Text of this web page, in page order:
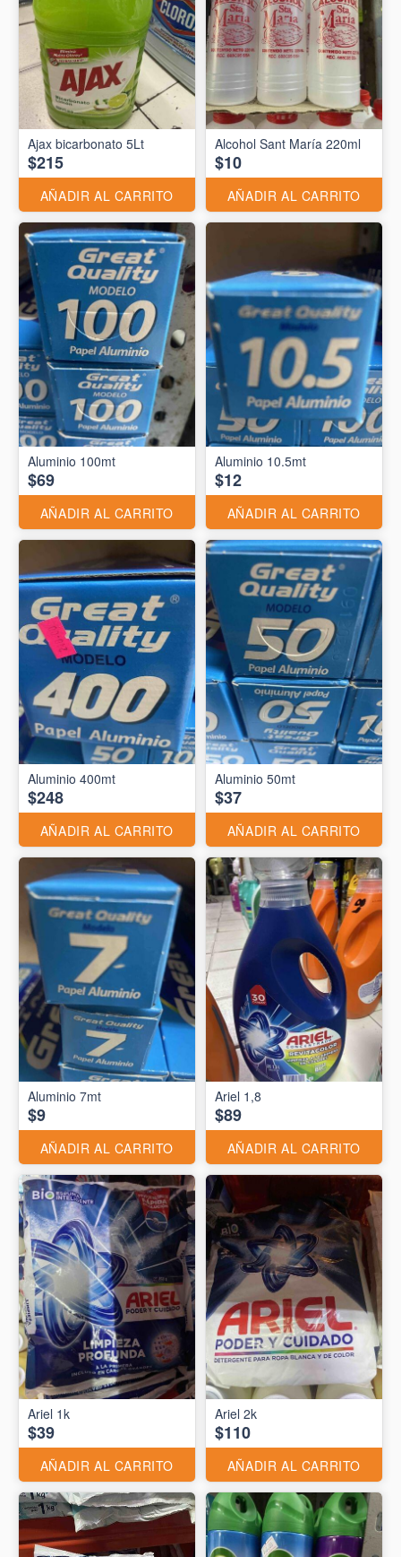
Ajax bicarbonato 5Lt
$215
AÑADIR AL CARRITO
Alcohol Sant María 220ml
$10
AÑADIR AL CARRITO
$69
AÑADIR AL CARRITO
Aluminio 10.5mt
$12
AÑADIR AL CARRITO
Aluminio 400mt
$248
AÑADIR AL CARRITO
Aluminio 50mt
$37
AÑADIR AL CARRITO
Aluminio 7mt
$9
AÑADIR AL CARRITO
Ariel 1,8
$89
AÑADIR AL CARRITO
Ariel 1k
$39
AÑADIR AL CARRITO
Ariel 2k
$110
AÑADIR AL CARRITO